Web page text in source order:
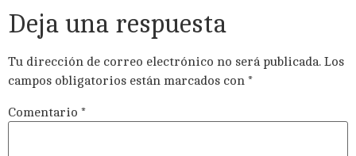
Deja una respuesta
Tu dirección de correo electrónico no será publicada. Los
campos obligatorios están marcados con *
Comentario *